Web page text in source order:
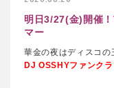
明日3/27(金)開催
マー
華金の夜はディスコの
DJ OSSHYファンク